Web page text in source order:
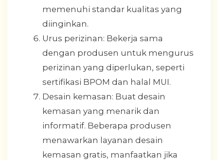
memenuhi standar kualitas yang
diinginkan.
Urus perizinan: Bekerja sama
dengan produsen untuk mengurus
perizinan yang diperlukan, seperti
sertifikasi BPOM dan halal MUI.
Desain kemasan: Buat desain
kemasan yang menarik dan
informatif. Beberapa produsen
menawarkan layanan desain
kemasan gratis, manfaatkan jika